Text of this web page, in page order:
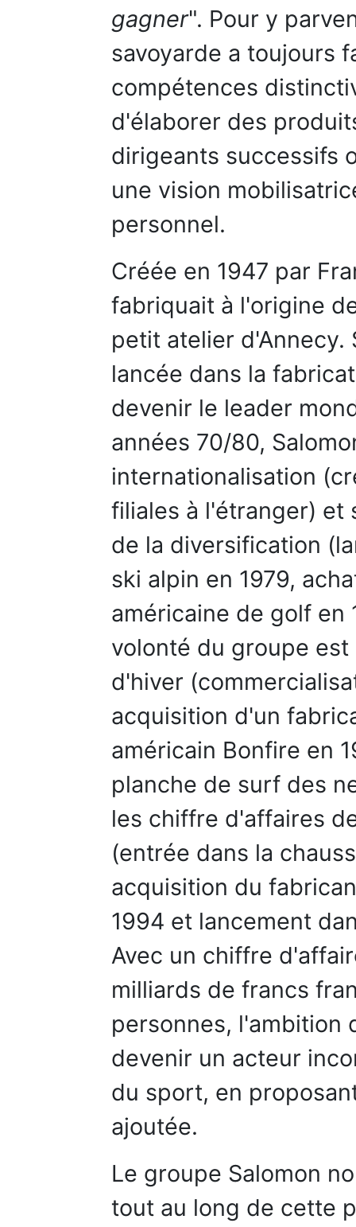
gagner". Pour y
savoyarde a toujours
compétences
d'élaborer des
dirigeants successifs
une vision
personnel.
Créée en 1947 par
fabriquait à l'origine
petit atelier d'Annecy.
lancée dans la
devenir le leader
années 70/80,
internationalisation
filiales à l'étranger) et
de la diversification
ski alpin en 1979,
américaine de golf en
volonté du groupe
d'hiver
acquisition d'un
américain Bonfire en
planche de surf des
les chiffre d'affaires
(entrée dans la
acquisition du
1994 et lancement
Avec un chiffre
milliards de francs
personnes, l'ambition
devenir un acteur
du sport, en
ajoutée.
Le groupe Salomon
tout au long de cette